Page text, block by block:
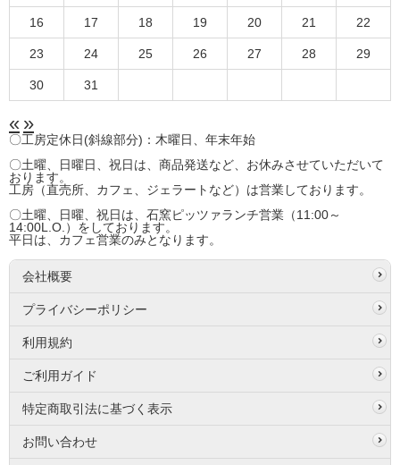
16 17 18 19 20 21 22
23 24 25 26 27 28 29
30 31
« »
〇工房定休日(斜線部分)：木曜日、年末年始
〇土曜、日曜日、祝日は、商品発送など、お休みさせていただいて
おります。
工房（直売所、カフェ、ジェラートなど）は営業しております。
〇土曜、日曜、祝日は、石窯ピッツァランチ営業（11:00～
14:00L.O.）をしております。
平日は、カフェ営業のみとなります。
会社概要
プライバシーポリシー
利用規約
ご利用ガイド
特定商取引法に基づく表示
お問い合わせ